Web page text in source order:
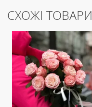
СХОЖІ ТОВАРИ